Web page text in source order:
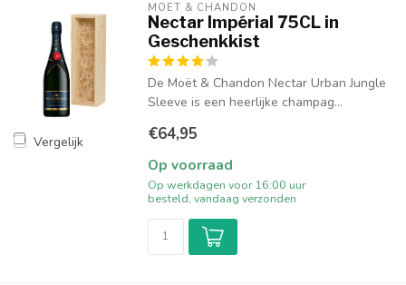
Vergelijk
MOËT & CHANDON
Nectar Impérial 75CL in
Geschenkkist
De Moët & Chandon Nectar Urban Jungle
Sleeve is een heerlijke champag...
€64,95
Op voorraad
Op werkdagen voor 16:00 uur
besteld, vandaag verzonden